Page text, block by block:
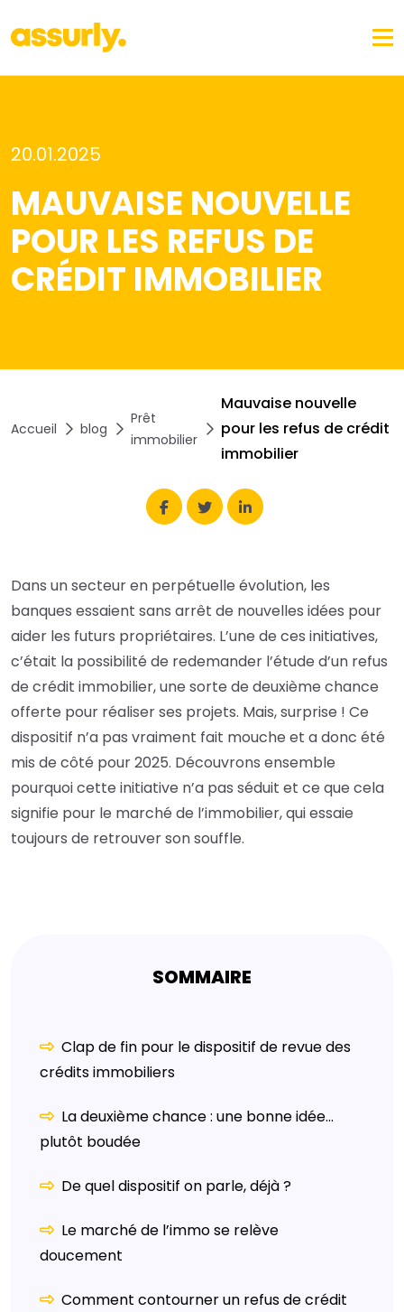
20.01.2025
MAUVAISE NOUVELLE
POUR LES REFUS DE
CRÉDIT IMMOBILIER
Accueil blog
Prêt
immobilier
Mauvaise nouvelle
pour les refus de crédit
immobilier
Dans un secteur en perpétuelle évolution, les
banques essaient sans arrêt de nouvelles idées pour
aider les futurs propriétaires. L’une de ces initiatives,
c’était la possibilité de redemander l’étude d’un refus
de crédit immobilier, une sorte de deuxième chance
offerte pour réaliser ses projets. Mais, surprise ! Ce
dispositif n’a pas vraiment fait mouche et a donc été
mis de côté pour 2025. Découvrons ensemble
pourquoi cette initiative n’a pas séduit et ce que cela
signifie pour le marché de l’immobilier, qui essaie
toujours de retrouver son souffle.
SOMMAIRE
Clap de fin pour le dispositif de revue des
crédits immobiliers
La deuxième chance : une bonne idée…
plutôt boudée
De quel dispositif on parle, déjà ?
Le marché de l’immo se relève
doucement
Comment contourner un refus de crédit